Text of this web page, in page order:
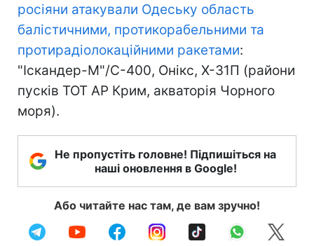
росіяни атакували Одеську область
балістичними, протикорабельними та
протирадіолокаційними ракетами:
"Іскандер-М"/С-400, Онікс, Х-31П (райони
пусків ТОТ АР Крим, акваторія Чорного
моря).
Не пропустіть головне! Підпишіться на
наші оновлення в Google!
Або читайте нас там, де вам зручно!